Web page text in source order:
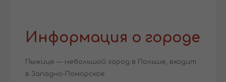
Информация о городе
Пыжице — небольшой город в Польше, входит
в Западно-Поморское